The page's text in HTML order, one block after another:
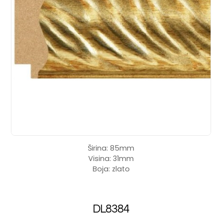
Širina: 85mm
Visina: 31mm
Boja: zlato
DL8384